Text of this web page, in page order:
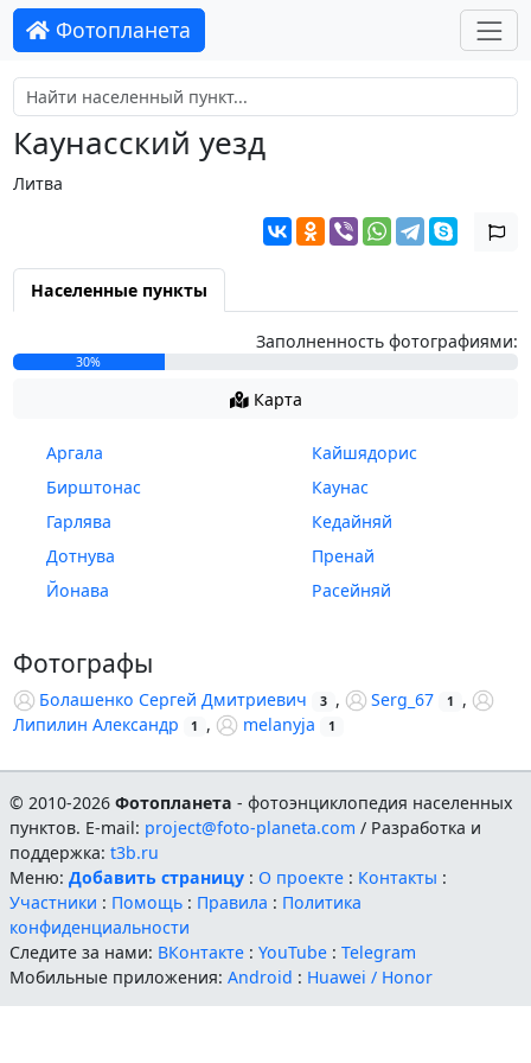
Фотопланета
Каунасский уезд
Литва
Населенные пункты
Заполненность фотографиями:
30%
Карта
Аргала
Бирштонас
Гарлява
Дотнува
Йонава
Кайшядорис
Каунас
Кедайняй
Пренай
Расейняй
Фотографы
Болашенко Сергей Дмитриевич 3 , Serg_67 1
,
Липилин Александр
1 , melanyja 1
© 2010-2026Фотопланета - фотоэнциклопедия населенных
пунктов. E-mail: project@foto-planeta.com / Разработка и
поддержка:t3b.ru
Меню:Добавить страницу : О проекте : Контакты :
Участники : Помощь : Правила : Политика
конфиденциальности
Следите за нами: ВКонтакте :YouTube :Telegram
Мобильные приложения:Android : Huawei / Honor